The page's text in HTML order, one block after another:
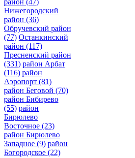
Нижегородский
район (36)
Обручевский район
(77) Останкинский
район (117)
Пресненский район
(331) район Арбат
(116) район
Аэропорт (81)
район Беговой (70)
район Бибирево
(55) район
Бирюлево
Восточное (23)
район Бирюлево
Западное (9) район
Богородское (22)